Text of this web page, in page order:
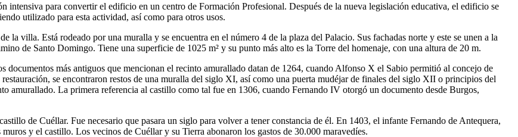
intensiva para convertir el edificio en un centro de Formación Profesional. Después de la nueva legislación educativa, el edificio se
utilizado para esta actividad, así como para otros usos.
la villa. Está rodeado por una muralla y se encuentra en el número 4 de la plaza del Palacio. Sus fachadas norte y este se unen a la
de Santo Domingo. Tiene una superficie de 1025 m² y su punto más alto es la Torre del homenaje, con una altura de 20 m.
más antiguos que mencionan el recinto amurallado datan de 1264, cuando Alfonso X el Sabio permitió al concejo de
se encontraron restos de una muralla del siglo XI, así como una puerta mudéjar de finales del siglo XII o principios del
amurallado. La primera referencia al castillo como tal fue en 1306, cuando Fernando IV otorgó un documento desde Burgos,
de Cuéllar. Fue necesario que pasara un siglo para volver a tener constancia de él. En 1403, el infante Fernando de Antequera,
y el castillo. Los vecinos de Cuéllar y su Tierra abonaron los gastos de 30.000 maravedíes.